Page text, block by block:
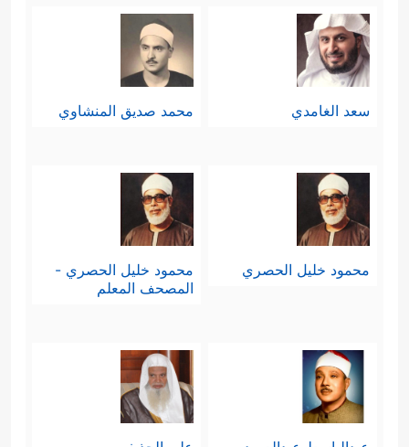
سعد الغامدي محمد صديق المنشاوي
محمود خليل الحصري
محمود خليل الحصري -
المصحف المعلم